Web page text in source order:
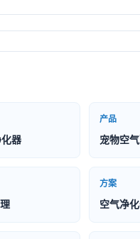
器
产品
宠物空
方案
空气净